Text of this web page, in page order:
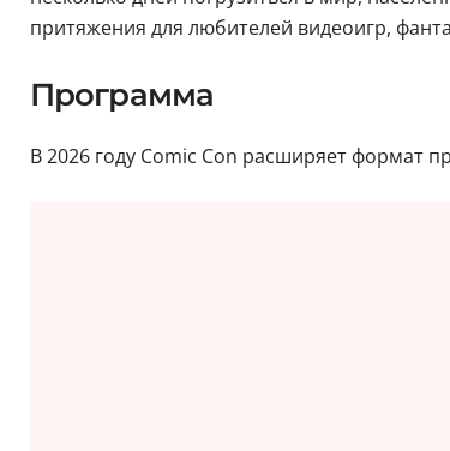
притяжения для любителей видеоигр,
Программа
В 2026 году Comic Con расширяет формат